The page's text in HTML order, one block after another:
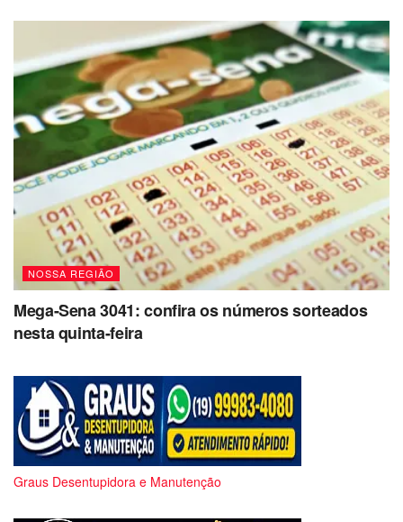
NOSSA REGIÃO
Mega-Sena 3041: confira os números sorteados
nesta quinta-feira
Graus Desentupidora e Manutenção